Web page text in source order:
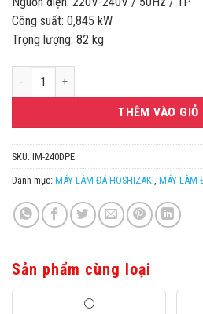
Công suất: 0,845 kW
Trọng lượng: 82 kg
MÁY LÀM ĐÁ CUBE 175KG/24H
THÊM VÀO GIỎ
SKU: IM-240DPE
Danh mục: MÁY LÀM ĐÁ HOSHIZAKI MÁY LÀM
Sản phẩm cùng loại